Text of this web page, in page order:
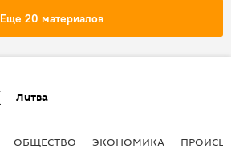
Еще 20 материалов
Литва
ОБЩЕСТВО ЭКОНОМИКА